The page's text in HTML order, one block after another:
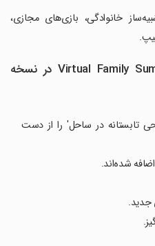
خانوادگی، بازی‌های مجازی،
تغییرات بازی Virtual Family Summer Vacation در نسخه
تابستانه در ساحل' را از دست
شده‌اند.
جدید.